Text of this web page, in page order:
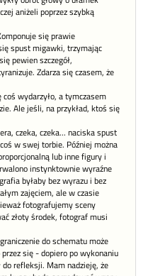
aniżeli poprzez szybką
się prawie
spust migawki, trzymając
pewien szczegół,
Zdarza się czasem, że
wydarzyło, a tymczasem
Ale jeśli, na przykład, ktoś się
czeka, czeka... naciska spust
w swej torbie. Później można
lub inne figury i
instynktownie wyraźne
byłaby bez wyrazu i bez
zajęciem, ale w czasie
fotografujemy sceny
złoty środek, fotograf musi
do schematu może
się - dopiero po wykonaniu
refleksji. Mam nadzieję, że